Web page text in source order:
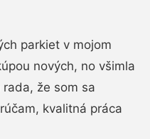
parkiet v mojom
nových, no všimla
že som sa
kvalitná práca